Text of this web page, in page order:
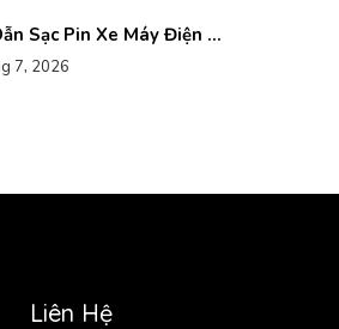
Sạc Pin Xe Máy Điện ...
7, 2026
Liên Hệ